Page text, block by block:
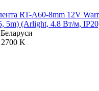
RT-A60-8mm 12V
5m) (Arlight, 4.8 Вт/м,
K